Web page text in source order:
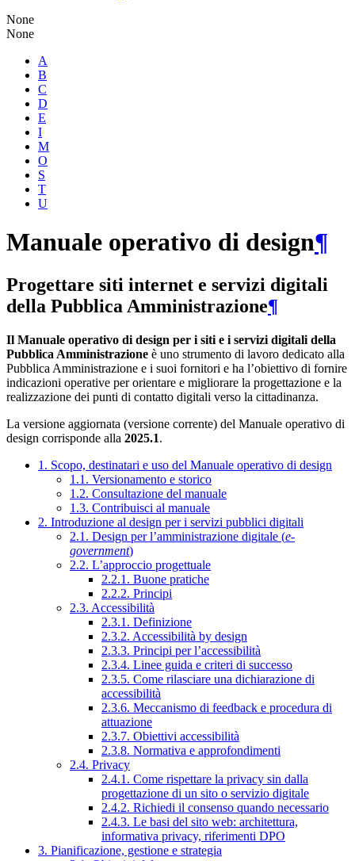
None
None
A
B
C
D
E
I
M
O
S
T
U
Manuale operativo di design¶
Progettare siti internet e servizi digitali
della Pubblica Amministrazione¶
Il Manuale operativo di design per i siti e i servizi digitali della
Pubblica Amministrazione è uno strumento di lavoro dedicato alla
Pubblica Amministrazione e i suoi fornitori e ha l’obiettivo di fornire
indicazioni operative per orientare e migliorare la progettazione e la
realizzazione dei punti di contatto digitali verso la cittadinanza.
La versione aggiornata (versione corrente) del Manuale operativo di
design corrisponde alla 2025.1.
1. Scopo, destinatari e uso del Manuale operativo di design
1.1. Versionamento e storico
1.2. Consultazione del manuale
1.3. Contribuisci al manuale
2. Introduzione al design per i servizi pubblici digitali
2.1. Design per l’amministrazione digitale (e-
government)
2.2. L’approccio progettuale
2.2.1. Buone pratiche
2.2.2. Principi
2.3. Accessibilità
2.3.1. Definizione
2.3.2. Accessibilità by design
2.3.3. Principi per l’accessibilità
2.3.4. Linee guida e criteri di successo
2.3.5. Come rilasciare una dichiarazione di
accessibilità
2.3.6. Meccanismo di feedback e procedura di
attuazione
2.3.7. Obiettivi accessibilità
2.3.8. Normativa e approfondimenti
2.4. Privacy
2.4.1. Come rispettare la privacy sin dalla
progettazione di un sito o servizio digitale
2.4.2. Richiedi il consenso quando necessario
2.4.3. Le basi del sito web: architettura,
informativa privacy, riferimenti DPO
3. Pianificazione, gestione e strategia